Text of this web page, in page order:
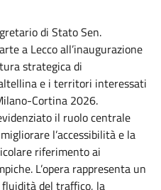
di Stato Sen.
a Lecco all’inaugurazione
strategica di
e i territori interessati
Cortina 2026.
il ruolo centrale
l’accessibilità e la
riferimento ai
L’opera rappresenta un
del traffico, la